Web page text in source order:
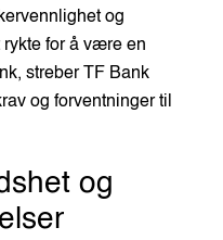
og
for å være en
streber TF Bank
og forventninger til
og